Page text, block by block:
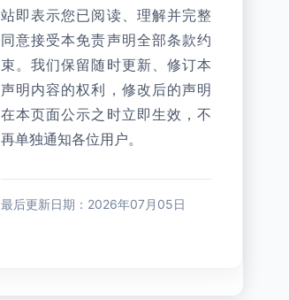
站即表示您已阅读、理解并完整
同意接受本免责声明全部条款约
束。我们保留随时更新、修订本
声明内容的权利，修改后的声明
在本页面公示之时立即生效，不
再单独通知各位用户。
最后更新日期：2026年07月05日